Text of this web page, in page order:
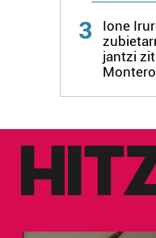
3
Ione
jantzi